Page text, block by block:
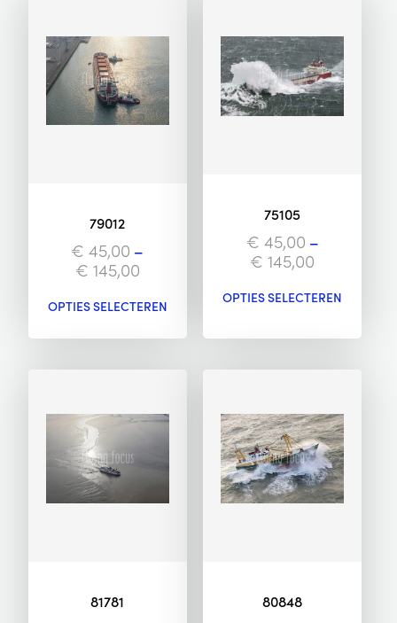
79012
€ 45,00 –
€ 145,00
OPTIES SELECTEREN
75105
€ 45,00 –
€ 145,00
OPTIES SELECTEREN
81781 80848